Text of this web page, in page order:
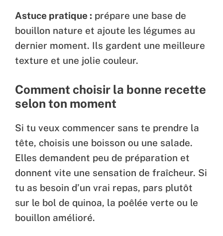
Astuce pratique : prépare une base de
bouillon nature et ajoute les légumes au
dernier moment. Ils gardent une meilleure
texture et une jolie couleur.
Comment choisir la bonne recette
selon ton moment
Si tu veux commencer sans te prendre la
tête, choisis une boisson ou une salade.
Elles demandent peu de préparation et
donnent vite une sensation de fraîcheur. Si
tu as besoin d’un vrai repas, pars plutôt
sur le bol de quinoa, la poêlée verte ou le
bouillon amélioré.